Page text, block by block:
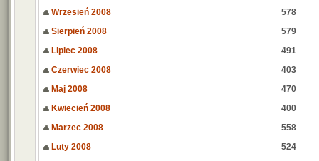
Wrzesień 2008
578
Sierpień 2008
579
Lipiec 2008
491
Czerwiec 2008
403
Maj 2008
470
Kwiecień 2008
400
Marzec 2008
558
Luty 2008
524